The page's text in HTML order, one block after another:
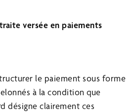
versée en paiements
le paiement sous forme
à la condition que
désigne clairement ces